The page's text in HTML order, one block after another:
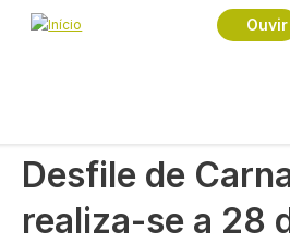
Passar para o conteúdo principal
Ouvir
Navegação
Início
Sociedade
Desfile de Carnaval Infantil
Desfile de
realiza-se a 28